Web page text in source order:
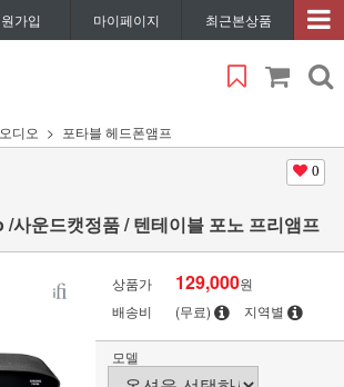
가입 마이페이지 최근본상품
디오 포타블 헤드폰앰프
0
사운드캣정품 / 텐테이블 포노 프리앰프
상품가 129,000원
배송비
(무료) 지역별
모델